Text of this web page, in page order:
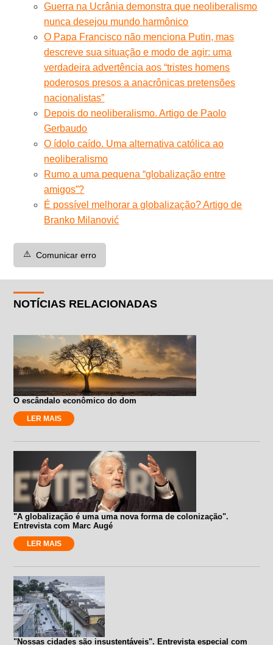
Guerra na Ucrânia demonstra que neoliberalismo
nunca desejou mundo harmônico
O Papa Francisco não menciona Putin, mas
descreve sua situação e modo de agir: uma
verdadeira advertência aos “tristes homens
poderosos presos a anacrônicas pretensões
nacionalistas”
Depois do neoliberalismo. Artigo de Paolo
Gerbaudo
O ídolo caído. Uma alternativa católica ao
neoliberalismo
Rumo a uma pequena “globalização entre
amigos”?
É possível melhorar a globalização? Artigo de
Branko Milanović
⚠️ Comunicar erro
NOTÍCIAS RELACIONADAS
O escândalo econômico do dom
LER MAIS
"A globalização é uma uma nova forma de colonização".
Entrevista com Marc Augé
LER MAIS
"Nossas cidades são insustentáveis". Entrevista especial com